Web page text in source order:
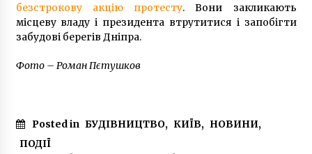
безстрокову акцію протесту. Вони закликають
місцеву владу і президента втрутитися і запобігти
забудові берегів Дніпра.
Фото – Роман Пєтушков
Posted in БУДІВНИЦТВО, КИЇВ, НОВИНИ,
ПОДІЇ